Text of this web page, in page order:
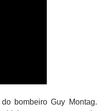
bombeiro Guy Montag.